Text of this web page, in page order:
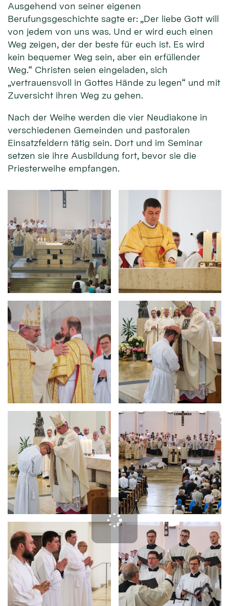
Ausgehend von seiner eigenen
Berufungsgeschichte sagte er: „Der liebe Gott will
von jedem von uns was. Und er wird euch einen
Weg zeigen, der der beste für euch ist. Es wird
kein bequemer Weg sein, aber ein erfüllender
Weg.“ Christen seien eingeladen, sich
„vertrauensvoll in Gottes Hände zu legen“ und mit
Zuversicht ihren Weg zu gehen.
Nach der Weihe werden die vier Neudiakone in
verschiedenen Gemeinden und pastoralen
Einsatzfeldern tätig sein. Dort und im Seminar
setzen sie ihre Ausbildung fort, bevor sie die
Priesterweihe empfangen.